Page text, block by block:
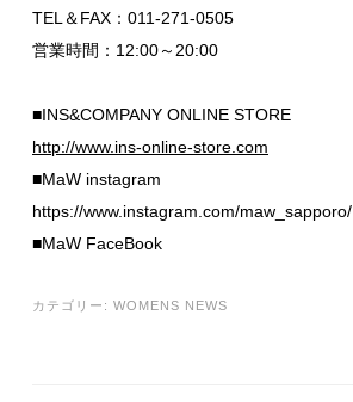
TEL＆FAX：011-271-0505
営業時間：12:00～20:00
■INS&COMPANY ONLINE STORE
http://www.ins-online-store.com
■MaW instagram
https://www.instagram.com/maw_sapporo/
■MaW FaceBook
カテゴリー: WOMENS NEWS